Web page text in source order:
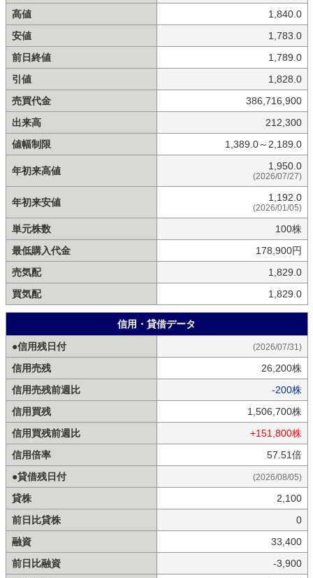
高値
1,840.0
安値
1,783.0
前日終値
1,789.0
引値
1,828.0
売買代金
386,716,900
出来高
212,300
値幅制限
1,389.0～2,189.0
年初来高値 1,950.0
(2026/07/27)
年初来安値 1,192.0
(2026/01/05)
単元株数
100株
最低購入代金
178,900円
売気配
1,829.0
買気配
1,829.0
信用・貸借データ
●信用残日付
(2026/07/31)
信用売残
26,200株
信用売残前週比
-200株
信用買残
1,506,700株
信用買残前週比
+151,800株
信用倍率
57.51倍
●貸借残日付
(2026/08/05)
貸株
2,100
前日比貸株
0
融資
33,400
前日比融資
-3,900